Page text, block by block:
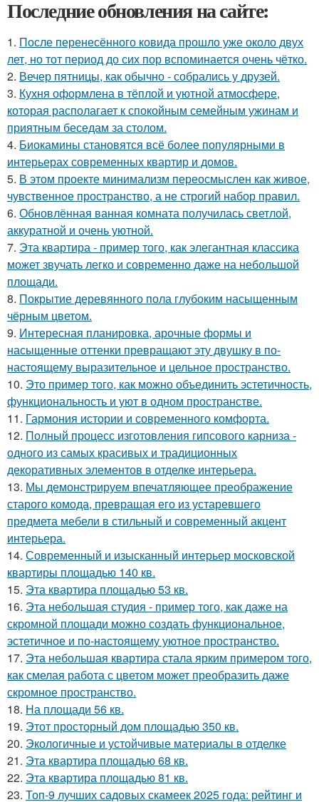
Последние обновления на сайте:
1. После перенесённого ковида прошло уже около двух
лет, но тот период до сих пор вспоминается очень чётко.
2. Вечер пятницы, как обычно - собрались у друзей.
3. Кухня оформлена в тёплой и уютной атмосфере,
которая располагает к спокойным семейным ужинам и
приятным беседам за столом.
4. Биокамины становятся всё более популярными в
интерьерах современных квартир и домов.
5. В этом проекте минимализм переосмыслен как живое,
чувственное пространство, а не строгий набор правил.
6. Обновлённая ванная комната получилась светлой,
аккуратной и очень уютной.
7. Эта квартира - пример того, как элегантная классика
может звучать легко и современно даже на небольшой
площади.
8. Покрытие деревянного пола глубоким насыщенным
чёрным цветом.
9. Интересная планировка, арочные формы и
насыщенные оттенки превращают эту двушку в по-
настоящему выразительное и цельное пространство.
10. Это пример того, как можно объединить эстетичность,
функциональность и уют в одном пространстве.
11. Гармония истории и современного комфорта.
12. Полный процесс изготовления гипсового карниза -
одного из самых красивых и традиционных
декоративных элементов в отделке интерьера.
13. Мы демонстрируем впечатляющее преображение
старого комода, превращая его из устаревшего
предмета мебели в стильный и современный акцент
интерьера.
14. Современный и изысканный интерьер московской
квартиры площадью 140 кв.
15. Эта квартира площадью 53 кв.
16. Эта небольшая студия - пример того, как даже на
скромной площади можно создать функциональное,
эстетичное и по-настоящему уютное пространство.
17. Эта небольшая квартира стала ярким примером того,
как смелая работа с цветом может преобразить даже
скромное пространство.
18. На площади 56 кв.
19. Этот просторный дом площадью 350 кв.
20. Экологичные и устойчивые материалы в отделке
21. Эта квартира площадью 68 кв.
22. Эта квартира площадью 81 кв.
23. Топ-9 лучших садовых скамеек 2025 года: рейтинг и